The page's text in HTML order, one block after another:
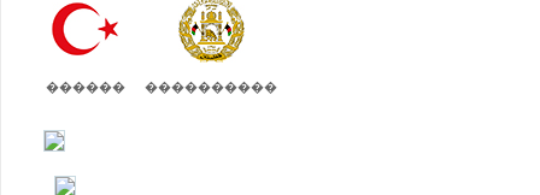
������ ����������